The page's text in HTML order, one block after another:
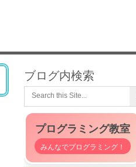
ブログ内検索
プログラミング教室
みんなでプログラミング！